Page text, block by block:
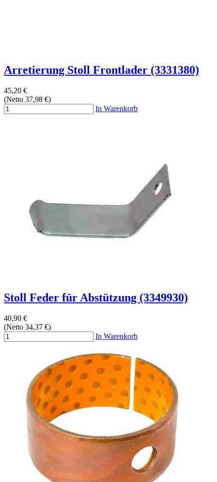
Arretierung Stoll Frontlader (3331380)
45,20 €
(Netto 37,98 €)
In Warenkorb
Stoll Feder für Abstützung (3349930)
40,90 €
(Netto 34,37 €)
In Warenkorb